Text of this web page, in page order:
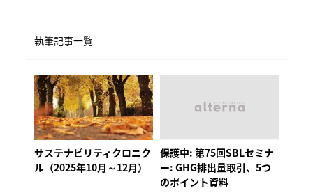
執筆記事一覧
サステナビリティクロニク
ル（2025年10月～12月）
保護中: 第75回SBLセミナ
ー: GHG排出量取引、5つ
のポイント資料